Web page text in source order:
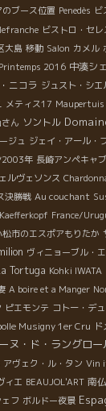
ブース位置 Penedès
ビストロ・セレ
大島 移動 Salon カメル
2016 中湊シ
ニコラ ジュスト・シエ
メティス17 Maupertuis
ん ソントル
ジュ ジェイ・アール・
2003年 長崎アンペキャ
ルヴェソンス
決勝戦 Au couchant
Kaefferkopf France/
市のエスポアもりたか
ヴィニョーブル・
Tortuga Kohki IWATA
A boire et a Manger
ピエモンテ コトー・デ
Musigny 1er Cru
ヌ・ド・ラングロー
アヴェク・ル・タン Vin
ィエ BEAUJOL'ART 南仏
フ ボルドー夜景